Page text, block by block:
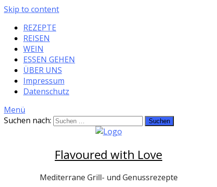
Skip to content
REZEPTE
REISEN
WEIN
ESSEN GEHEN
ÜBER UNS
Impressum
Datenschutz
Menü
Suchen nach:
Flavoured with Love
Mediterrane Grill- und Genussrezepte